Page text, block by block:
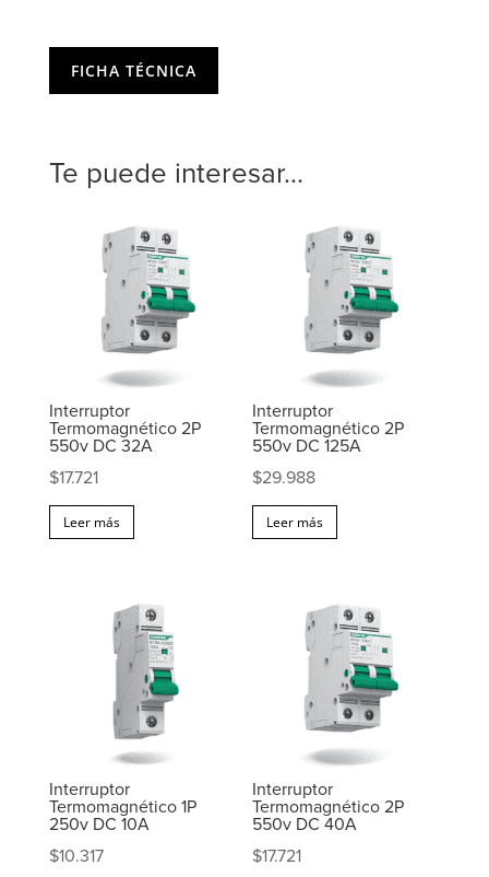
FICHA TÉCNICA
Te puede interesar...
Interruptor
Termomagnético 2P
550v DC 32A
$17.721
Leer más
Interruptor
Termomagnético 2P
550v DC 125A
$29.988
Leer más
Interruptor
Termomagnético 1P
250v DC 10A
$10.317
Interruptor
Termomagnético 2P
550v DC 40A
$17.721